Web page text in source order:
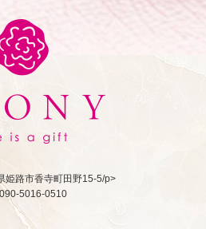
姫路市香寺町田野15-5/p>
5016-0510